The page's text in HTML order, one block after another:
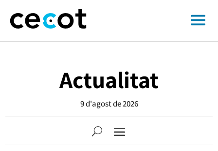
Actualitat
9 d'agost de 2026